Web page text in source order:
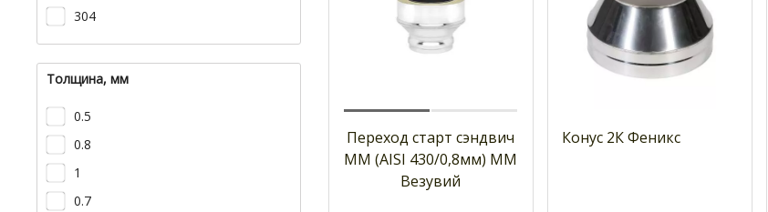
304
Толщина, мм
0.5
0.8
1
0.7
Переход старт сэндвич
ММ (AISI 430/0,8мм) ММ
Везувий
Конус 2К Феникс